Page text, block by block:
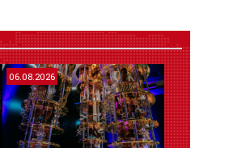
06.08.2026